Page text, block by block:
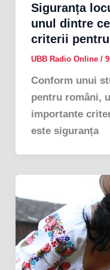
Siguranța
unul dintre
criterii
UBB Radio Online /
Conform unui
pentru români,
importante
este siguranța